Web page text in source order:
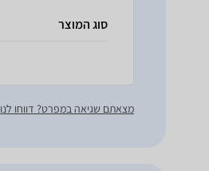
סוג המוצר
מצאתם שגיאה במפרט? דווחו לנו